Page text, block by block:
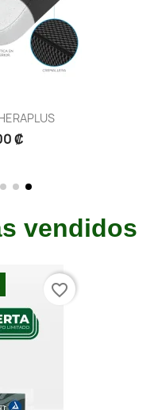
₡ 20.905,00
vendidos
favorite_border